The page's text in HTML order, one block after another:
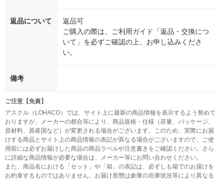
返品について
返品可
ご購入の際は、ご利用ガイド「返品・交換につ
いて」を必ずご確認の上、お申し込みくださ
い。
備考
ご注意【免責】
アスクル（LOHACO）では、サイト上に最新の商品情報を表示するよう努めて
おりますが、メーカーの都合等により、商品規格・仕様（容量、パッケージ、
原材料、原産国など）が変更される場合がございます。このため、実際にお届
けする商品とサイト上の商品情報の表記が異なる場合がございますので、ご使
用前には必ずお届けした商品の商品ラベルや注意書きをご確認ください。さら
に詳細な商品情報が必要な場合は、メーカー等にお問い合わせください。
また、商品名における「セット」や「箱」の表記は、必ずしも箱でのお届けを
お約束するものではありません。お届け形態は倉庫の在庫状況等により異なる